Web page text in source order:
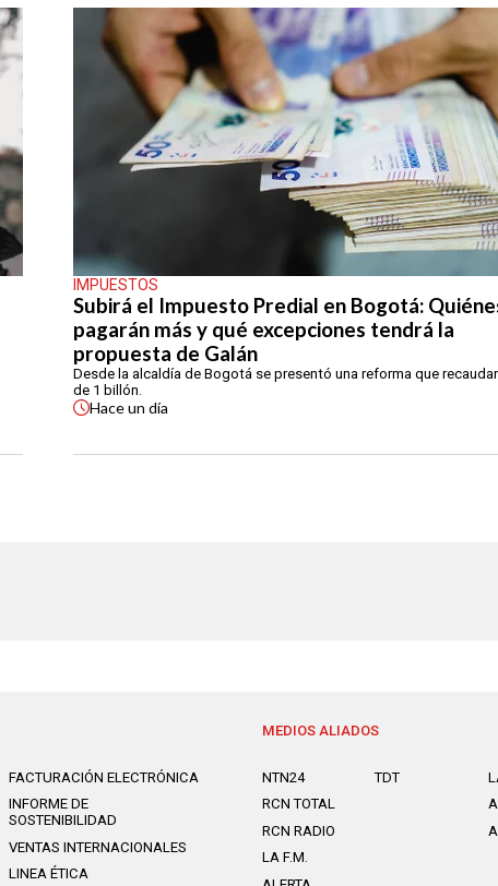
IMPUESTOS
Subirá el Impuesto Predial en Bogotá:
pagarán más y qué excepciones tendrá la
propuesta de Galán
Desde la alcaldía de Bogotá se presentó una reforma que
de 1 billón.
Haceun día
FACTURACIÓN ELECTRÓNICA
INFORME DE
SOSTENIBILIDAD
VENTAS INTERNACIONALES
LINEA ÉTICA
MEDIOS ALIADOS
NTN24
RCN TOTAL
RCN RADIO
LA F.M.
TDT